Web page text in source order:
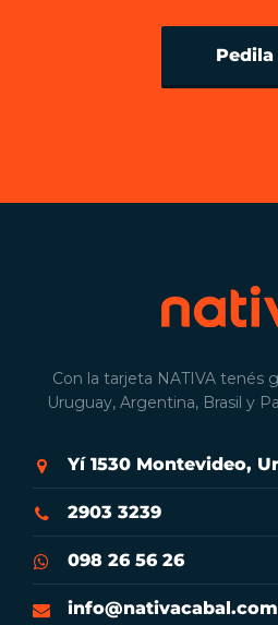
Pedila
Con la tarjeta NATIVA tenés
Uruguay, Argentina, Brasil y
Yí 1530 Montevideo,
2903 3239
098 26 56 26